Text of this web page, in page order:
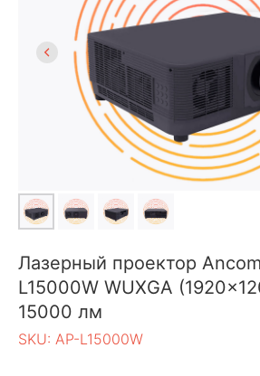
Лазерный проектор
L15000W WUXGA
15000 лм
SKU: AP-L15000W